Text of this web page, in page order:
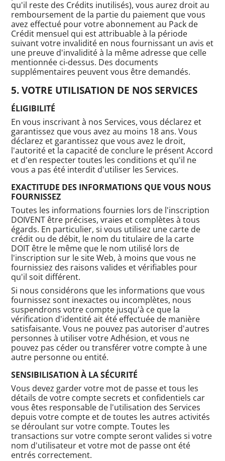
qu'il reste des Crédits inutilisés), vous aurez droit au
remboursement de la partie du paiement que vous
avez effectué pour votre abonnement au Pack de
Crédit mensuel qui est attribuable à la période
suivant votre invalidité en nous fournissant un avis et
une preuve d'invalidité à la même adresse que celle
mentionnée ci-dessus. Des documents
supplémentaires peuvent vous être demandés.
VOTRE UTILISATION DE NOS SERVICES
ÉLIGIBILITÉ
En vous inscrivant à nos Services, vous déclarez et
garantissez que vous avez au moins 18 ans. Vous
déclarez et garantissez que vous avez le droit,
l'autorité et la capacité de conclure le présent Accord
et d'en respecter toutes les conditions et qu'il ne
vous a pas été interdit d'utiliser les Services.
EXACTITUDE DES INFORMATIONS QUE VOUS NOUS
FOURNISSEZ
Toutes les informations fournies lors de l'inscription
DOIVENT être précises, vraies et complètes à tous
égards. En particulier, si vous utilisez une carte de
crédit ou de débit, le nom du titulaire de la carte
DOIT être le même que le nom utilisé lors de
l'inscription sur le site Web, à moins que vous ne
fournissiez des raisons valides et vérifiables pour
qu'il soit différent.
Si nous considérons que les informations que vous
fournissez sont inexactes ou incomplètes, nous
suspendrons votre compte jusqu'à ce que la
vérification d'identité ait été effectuée de manière
satisfaisante. Vous ne pouvez pas autoriser d'autres
personnes à utiliser votre Adhésion, et vous ne
pouvez pas céder ou transférer votre compte à une
autre personne ou entité.
SENSIBILISATION À LA SÉCURITÉ
Vous devez garder votre mot de passe et tous les
détails de votre compte secrets et confidentiels car
vous êtes responsable de l'utilisation des Services
depuis votre compte et de toutes les autres activités
se déroulant sur votre compte. Toutes les
transactions sur votre compte seront valides si votre
nom d'utilisateur et votre mot de passe ont été
entrés correctement.